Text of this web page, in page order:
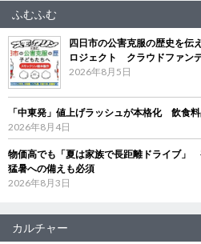
ふむふむ
四日市の公害克服の歴史を伝
ロジェクト クラウドファン
2026年8月5日
「中東発」値上げラッシュが本格化 飲食
2026年8月4日
物価高でも「夏は家族で長距離ドライブ」
猛暑への備えも必須
2026年8月3日
カルチャー